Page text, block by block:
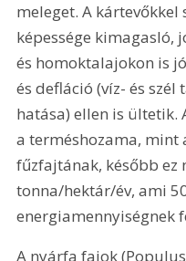
meleget. A
képessége kimagasló,
és homoktalajokon is
és defláció (víz- és
hatása) ellen is ültetik.
a terméshozama, mint
fűzfajtának, később ez
tonna/hektár/év, ami
energiamennyiségnek
A nyárfa fajok